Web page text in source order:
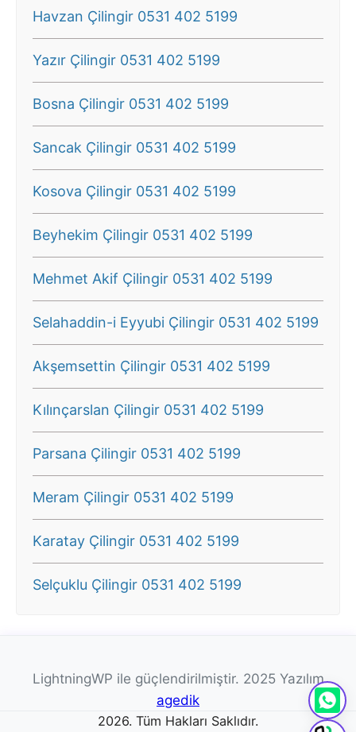
Havzan Çilingir 0531 402 5199
Yazır Çilingir 0531 402 5199
Bosna Çilingir 0531 402 5199
Sancak Çilingir 0531 402 5199
Kosova Çilingir 0531 402 5199
Beyhekim Çilingir 0531 402 5199
Mehmet Akif Çilingir 0531 402 5199
Selahaddin-i Eyyubi Çilingir 0531 402 5199
Akşemsettin Çilingir 0531 402 5199
Kılınçarslan Çilingir 0531 402 5199
Parsana Çilingir 0531 402 5199
Meram Çilingir 0531 402 5199
Karatay Çilingir 0531 402 5199
Selçuklu Çilingir 0531 402 5199
LightningWP ile güçlendirilmiştir. 2025 Yazılım
agedik
2026. Tüm Hakları Saklıdır.